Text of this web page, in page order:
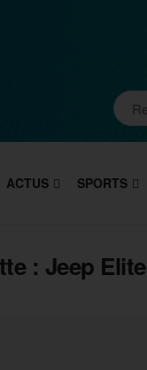
ACTUS SPORTS
: Jeep Elite